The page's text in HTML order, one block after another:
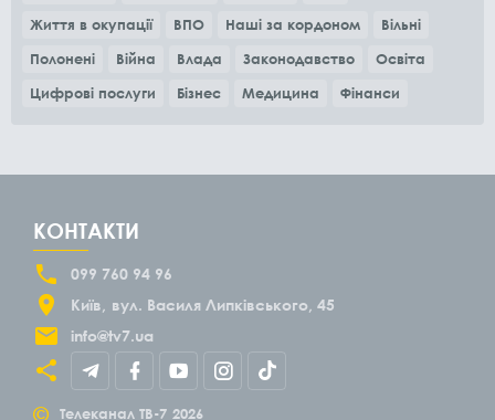
Життя в окупації
ВПО Наші за кордоном
Вільні
Полонені
Війна Влада Законодавство
Освіта
Цифрові послуги
Бізнес Медицина Фінанси
КОНТАКТИ
099 760 94 96
Київ
вул. Василя Липківського, 45
info@tv7.ua
© Телеканал ТВ-7 2026